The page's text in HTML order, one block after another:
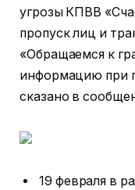
угрозы КПВВ
пропуск лиц и
«Обращаемся к
информацию при
сказано в
19 февраля в